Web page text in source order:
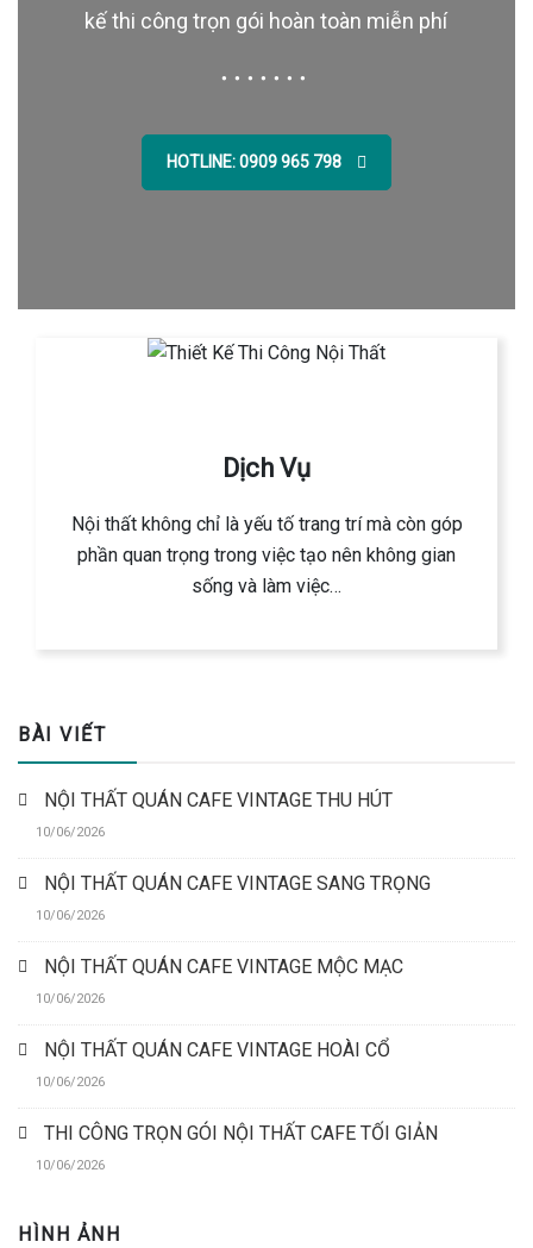
kế thi công trọn gói hoàn toàn miễn phí
HOTLINE: 0909 965 798
Dịch Vụ
Nội thất không chỉ là yếu tố trang trí mà còn góp
phần quan trọng trong việc tạo nên không gian
sống và làm việc…
BÀI VIẾT
NỘI THẤT QUÁN CAFE VINTAGE THU HÚT
10/06/2026
NỘI THẤT QUÁN CAFE VINTAGE SANG TRỌNG
10/06/2026
NỘI THẤT QUÁN CAFE VINTAGE MỘC MẠC
10/06/2026
NỘI THẤT QUÁN CAFE VINTAGE HOÀI CỔ
10/06/2026
THI CÔNG TRỌN GÓI NỘI THẤT CAFE TỐI GIẢN
10/06/2026
HÌNH ẢNH